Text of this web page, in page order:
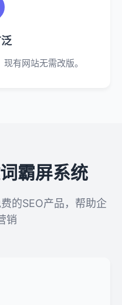
有网站无需改版。
霸屏系统
的SEO产品，帮助企
销